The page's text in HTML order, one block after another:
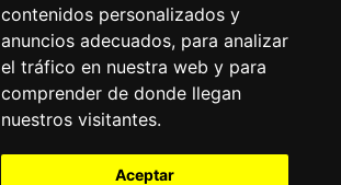
contenidos personalizados y
anuncios adecuados, para analizar
el tráfico en nuestra web y para
comprender de donde llegan
nuestros visitantes.
Aceptar